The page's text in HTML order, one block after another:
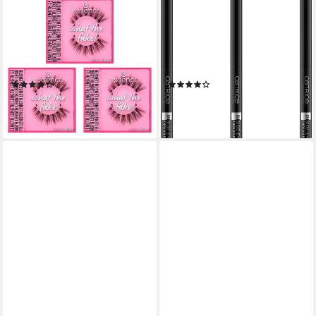
ESSENCE
Bandwimpern WHAT THE
FAKE! FALSE LASHES,
Cluster-Wimpern mit Falsche-
Wimpern-Effekt
(2)
8,99 €
(2.996,67 €/ 1 kg)
lieferbar - in 3-5 Werktagen bei dir
8,99 €
(9.988,89 €/ 1 kg)
lieferbar - in 1-2 Werktagen bei dir